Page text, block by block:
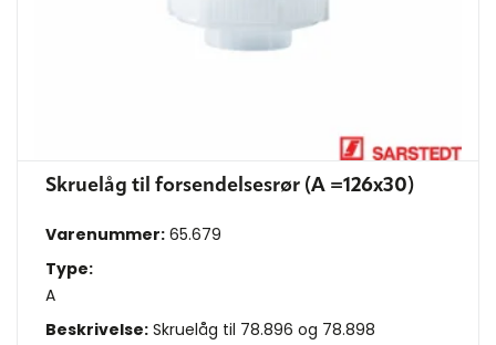
Skruelåg til forsendelsesrør (A =126x30)
Varenummer: 65.679
Type:
A
Beskrivelse: Skruelåg til 78.896 og 78.898